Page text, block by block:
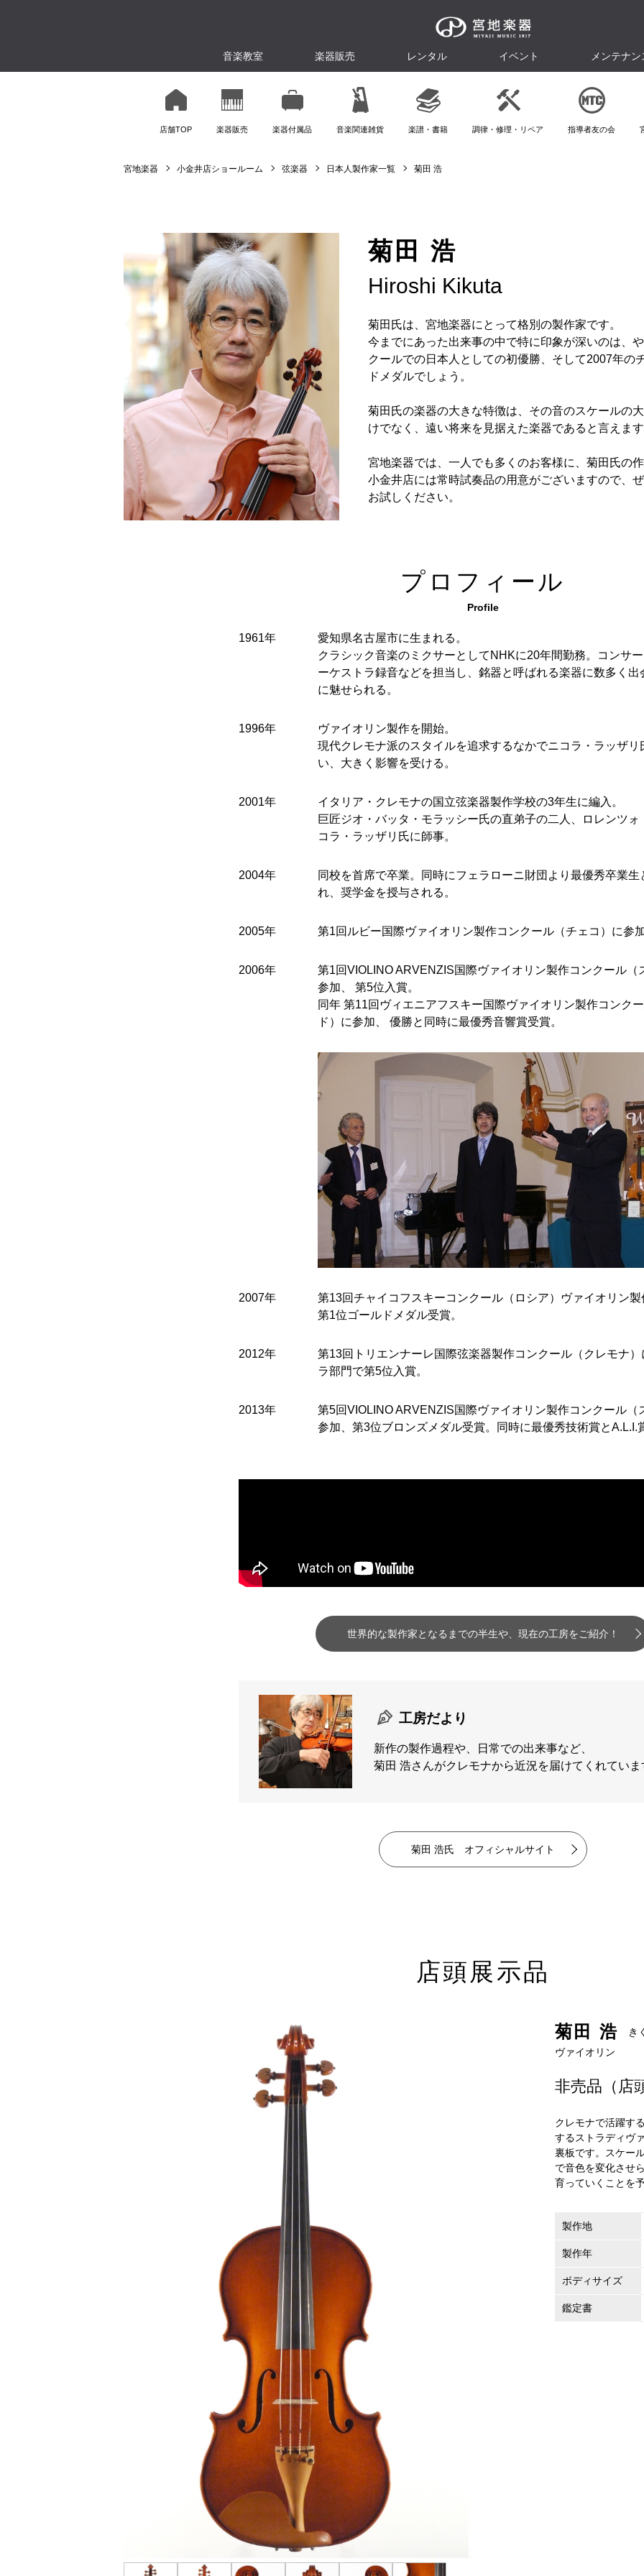
音楽教室 楽器販売 レンタル イベント メンテナン
店舗TOP 楽器販売 楽器付属品 音楽関連雑貨 楽譜・書籍 調律・修理・リペア 指導者友の会
宮地楽器 小金井店ショールーム 弦楽器 日本人製作家一覧 菊田 浩
菊田 浩
Hiroshi Kikuta
菊田氏は、宮地楽器にとって格別の製作家です。
今までにあった出来事の中で特に印象が深いのは、
クールでの日本人としての初優勝、そして2007年の
ドメダルでしょう。
菊田氏の楽器の大きな特徴は、その音のスケールの
けでなく、遠い将来を見据えた楽器であると言えます
宮地楽器では、一人でも多くのお客様に、菊田氏の
小金井店には常時試奏品の用意がございますので、
お試しください。
プロフィール
Profile
1961年
愛知県名古屋市に生まれる。
クラシック音楽のミクサーとしてNHKに20年間勤務。コンサ
ーケストラ録音などを担当し、銘器と呼ばれる楽器に数多く出
に魅せられる。
1996年
ヴァイオリン製作を開始。
現代クレモナ派のスタイルを追求するなかでニコラ・ラッザリ
い、大きく影響を受ける。
2001年
イタリア・クレモナの国立弦楽器製作学校の3年生に編入。
巨匠ジオ・バッタ・モラッシー氏の直弟子の二人、ロレンツォ
コラ・ラッザリ氏に師事。
2004年
同校を首席で卒業。同時にフェラローニ財団より最優秀卒業生
れ、奨学金を授与される。
2005年 第1回ルビー国際ヴァイオリン製作コンクール（チェコ）に参
2006年
第1回VIOLINO ARVENZIS国際ヴァイオリン製作コンクール（
参加、 第5位入賞。
同年 第11回ヴィエニアフスキー国際ヴァイオリン製作コンク
ド）に参加、 優勝と同時に最優秀音響賞受賞。
2007年
第13回チャイコフスキーコンクール（ロシア）ヴァイオリン製
第1位ゴールドメダル受賞。
2012年
第13回トリエンナーレ国際弦楽器製作コンクール（クレモナ
ラ部門で第5位入賞。
2013年
第5回VIOLINO ARVENZIS国際ヴァイオリン製作コンクール（
参加、第3位ブロンズメダル受賞。同時に最優秀技術賞とA.L.I.
世界的な製作家となるまでの半生や、 現在の工房をご紹介！
工房だより
新作の製作過程や、日常での出来事など、
菊田 浩さんがクレモナから近況を届けてくれていま
菊田 浩氏 オフィシャルサイト
店頭展示品
菊田 浩
き
ヴァイオリン
非売品（店
クレモナで活躍す
するストラディヴ
裏板です。スケー
で音色を変化させ
育っていくことを
製作地
製作年
ボディサイズ
鑑定書
小金井店ショールーム取り扱い楽
管楽器
アイリッシュハープ